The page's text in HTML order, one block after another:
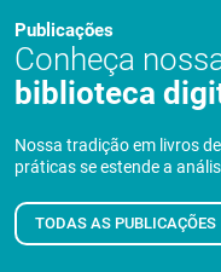
Publicações
Conheça
biblioteca
Nossa tradição em livros
práticas se estende a
TODAS AS PUBLICAÇÕES